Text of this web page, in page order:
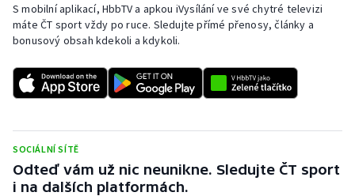
S mobilní aplikací, HbbTV a apkou iVysílání ve své chytré televizi
máte ČT sport vždy po ruce. Sledujte přímé přenosy, články a
bonusový obsah kdekoli a kdykoli.
SOCIÁLNÍ SÍTĚ
Odteď vám už nic neunikne. Sledujte ČT sport
i na dalších platformách.